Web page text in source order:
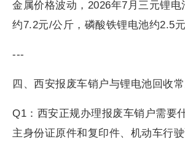
金属价格波动，2026年7月三元锂电
约7.2元/公斤，磷酸铁锂电池约2.5元
---
四、西安报废车销户与锂电池回收常
Q1：西安正规办理报废车销户需要
主身份证原件和复印件、机动车行